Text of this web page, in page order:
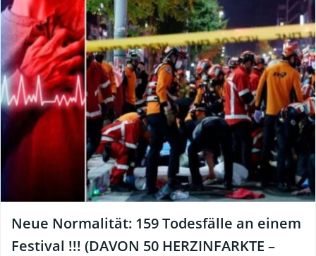
Neue Normalität: 159 Todesfälle an einem
Festival !!! (DAVON 50 HERZINFARKTE –